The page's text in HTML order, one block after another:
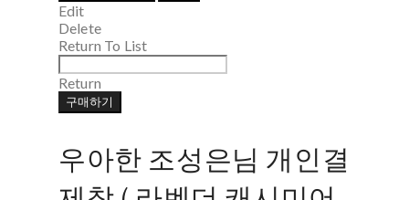
Edit
Delete
Return To List
Return
구매하기
우아한 조성은님 개인결